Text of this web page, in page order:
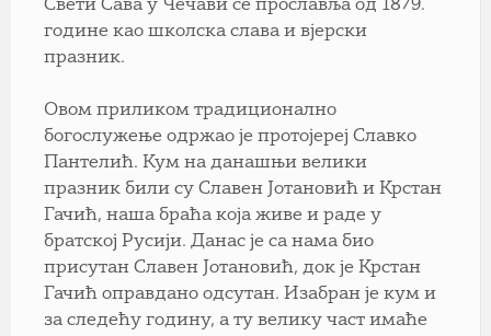
Свети Сава у Чечави се прославља од 1879.
године као школска слава и вјерски
празник.
Овом приликом традиционално
богослужење одржао је протојереј Славко
Пантелић. Кум на данашњи велики
празник били су Славен Јотановић и Крстан
Гачић, наша браћа која живе и раде у
братској Русији. Данас је са нама био
присутан Славен Јотановић, док је Крстан
Гачић оправдано одсутан. Изабран је кум и
за следећу годину, а ту велику част имаће